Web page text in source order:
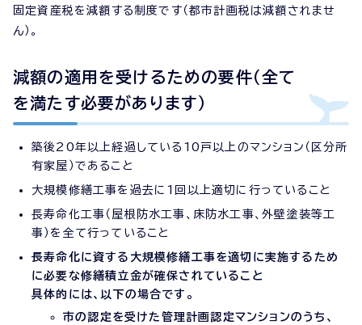
固定資産税を減額する制度です（都市計画税は減額されませ
ん）。
減額の適用を受けるための要件（全て
を満たす必要があります）
築後20年以上経過している10戸以上のマンション（区分所
有家屋）であること
大規模修繕工事を過去に1回以上適切に行っていること
長寿命化工事（屋根防水工事、床防水工事、外壁塗装等工
事）を全て行っていること
長寿命化に資する大規模修繕工事を適切に実施するため
に必要な修繕積立金が確保されていること
具体的には、以下の場合です。
市の認定を受けた管理計画認定マンションのうち、